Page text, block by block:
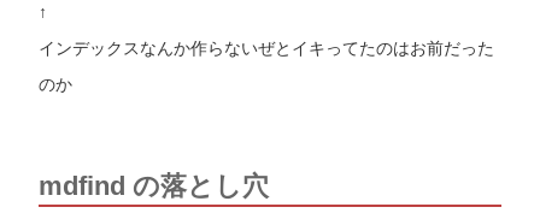
↑
インデックスなんか作らないぜとイキってたのはお前だった
のか
mdfind の落とし穴